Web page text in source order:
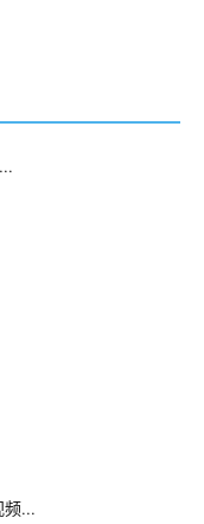
频...